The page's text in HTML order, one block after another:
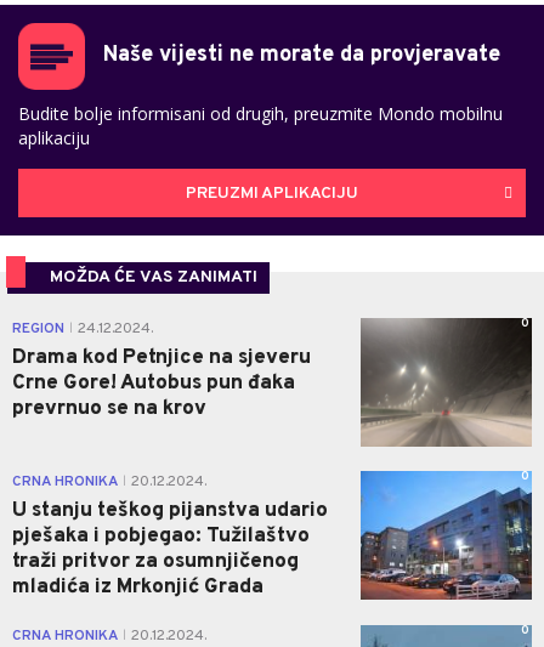
Naše vijesti ne morate da provjeravate
Budite bolje informisani od drugih, preuzmite Mondo mobilnu
aplikaciju
PREUZMI APLIKACIJU
MOŽDA ĆE VAS ZANIMATI
REGION 24.12.2024.
Drama kod Petnjice na sjeveru
Crne Gore! Autobus pun đaka
prevrnuo se na krov
0
CRNA HRONIKA 20.12.2024.
U stanju teškog pijanstva udario
pješaka i pobjegao: Tužilaštvo
traži pritvor za osumnjičenog
mladića iz Mrkonjić Grada
0
CRNA HRONIKA 20.12.2024. 0